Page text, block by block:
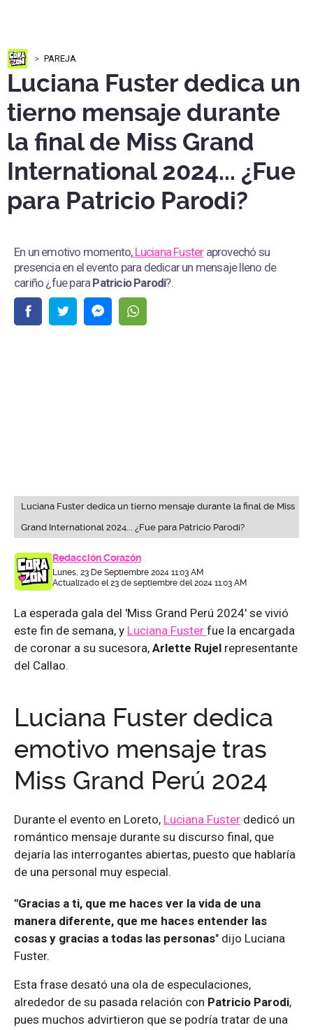
PAREJA
Luciana Fuster dedica un
tierno mensaje durante
la final de Miss Grand
International 2024... ¿Fue
para Patricio Parodi?
En un emotivo momento,Luciana Fusteraprovechó su
presencia en el evento para dedicar un mensaje lleno de
cariño ¿fue paraPatricio Parodi?.
Luciana Fuster dedica un tierno mensaje durante la final de Miss
Grand International 2024... ¿Fue para Patricio Parodi?
Redacción Corazón
Lunes, 23 De Septiembre 2024 11:03 AM
Actualizado el 23 de septiembre del 2024 11:03 AM
La esperada gala del 'Miss Grand Perú 2024' se vivió
este fin de semana, y Luciana Fuster fue la encargada
de coronar a su sucesora, Arlette Rujel representante
del Callao.
Luciana Fuster dedica
emotivo mensaje tras
Miss Grand Perú 2024
Durante el evento en Loreto, Luciana Fuster dedicó un
romántico mensaje durante su discurso final, que
dejaría las interrogantes abiertas, puesto que hablaría
de una personal muy especial.
"Gracias a ti, que me haces ver la vida de una
manera diferente, que me haces entender las
cosas y gracias a todas las personas" dijo Luciana
Fuster.
Esta frase desató una ola de especulaciones,
alrededor de su pasada relación con Patricio Parodi,
pues muchos advirtieron que se podría tratar de una